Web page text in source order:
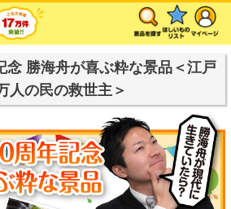
念 勝海舟が喜ぶ粋な景品＜江戸
人の民の救世主＞